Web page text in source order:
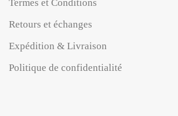
Termes et Conditions
Retours et échanges
Expédition & Livraison
Politique de confidentialité